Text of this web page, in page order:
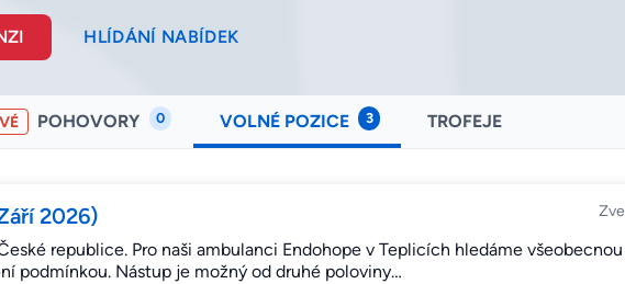
HLÍDÁNÍ NABÍDEK
POHOVORY 0 VOLNÉ POZICE 3 TROFEJE
2026)
republice. Pro naši ambulanci Endohope v Teplicích hledáme
podmínkou. Nástup je možný od druhé poloviny…